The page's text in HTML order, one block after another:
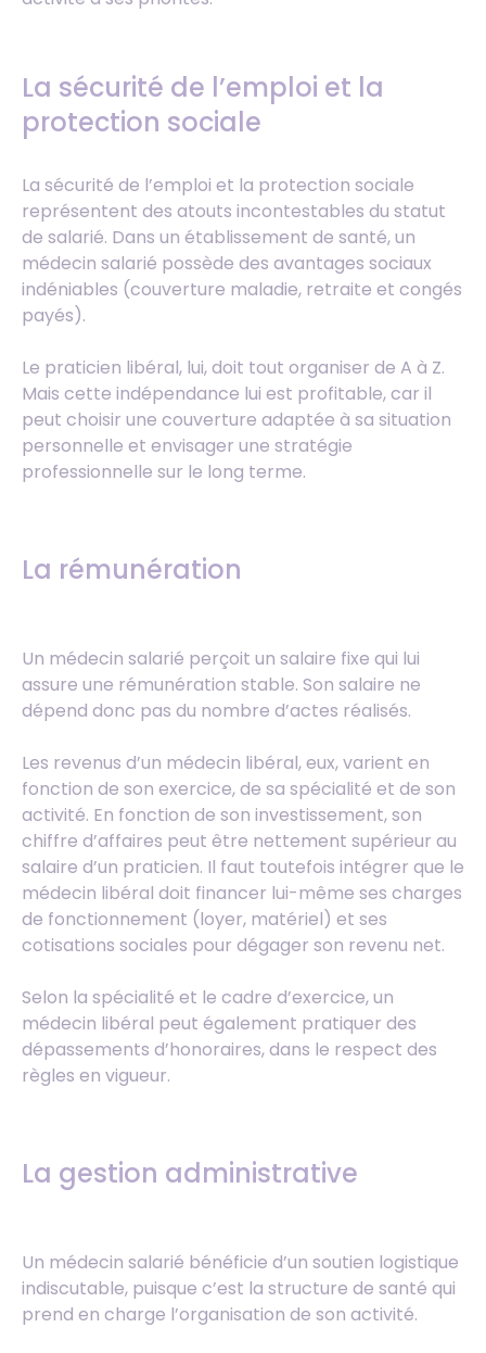
La sécurité de l’emploi et la
protection sociale
La sécurité de l’emploi et la protection sociale
représentent des atouts incontestables du statut
de salarié. Dans un établissement de santé, un
médecin salarié possède des avantages sociaux
indéniables (couverture maladie, retraite et congés
payés).
Le praticien libéral, lui, doit tout organiser de A à Z.
Mais cette indépendance lui est profitable, car il
peut choisir une couverture adaptée à sa situation
personnelle et envisager une stratégie
professionnelle sur le long terme.
La rémunération
Un médecin salarié perçoit un salaire fixe qui lui
assure une rémunération stable. Son salaire ne
dépend donc pas du nombre d’actes réalisés.
Les revenus d’un médecin libéral, eux, varient en
fonction de son exercice, de sa spécialité et de son
activité. En fonction de son investissement, son
chiffre d’affaires peut être nettement supérieur au
salaire d’un praticien. Il faut toutefois intégrer que le
médecin libéral doit financer lui-même ses charges
de fonctionnement (loyer, matériel) et ses
cotisations sociales pour dégager son revenu net.
Selon la spécialité et le cadre d’exercice, un
médecin libéral peut également pratiquer des
dépassements d’honoraires, dans le respect des
règles en vigueur.
La gestion administrative
Un médecin salarié bénéficie d’un soutien logistique
indiscutable, puisque c’est la structure de santé qui
prend en charge l’organisation de son activité.